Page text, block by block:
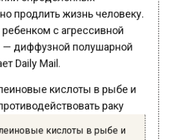
продлить жизнь человеку.
ребенком с агрессивной
— диффузной полушарной
Daily Mail.
кислоты в рыбе и